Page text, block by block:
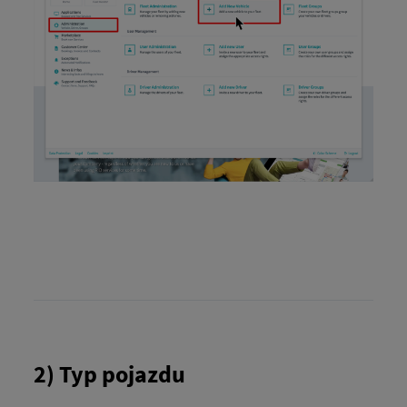
2) Typ pojazdu